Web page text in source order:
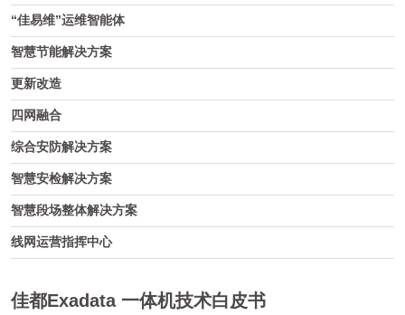
“佳易维”运维智能体
智慧节能解决方案
更新改造
四网融合
综合安防解决方案
智慧安检解决方案
智慧段场整体解决方案
线网运营指挥中心
佳都Exadata 一体机技术白皮书